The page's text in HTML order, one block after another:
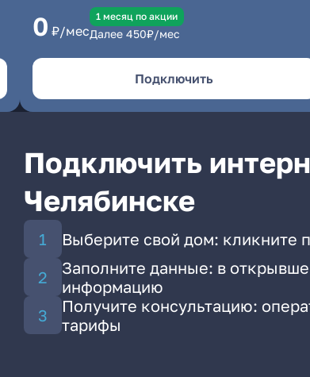
0 ₽/мес
1 месяц по акции
Далее 450₽/мес
Подключить
Подключить
Челябинске
Выберите свой дом: кликните
Заполните данные: в
информацию
Получите консультацию:
тарифы